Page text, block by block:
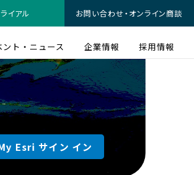
イアル お問い合わせ・オンライン商談
ント・ニュース 企業情報 採用情報
Esri サイン イン